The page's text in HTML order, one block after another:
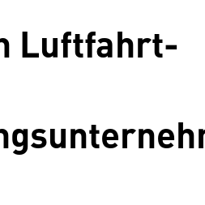
Luftfahrt-